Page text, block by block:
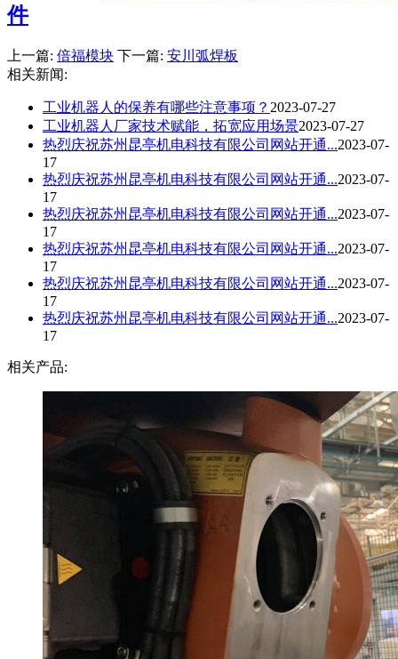
件
上一篇: 倍福模块 下一篇: 安川弧焊板
相关新闻:
工业机器人的保养有哪些注意事项？ 2023-07-27
工业机器人厂家技术赋能，拓宽应用场景2023-07-27
热烈庆祝苏州昆亭机电科技有限公司网站开通...2023-07-
17
热烈庆祝苏州昆亭机电科技有限公司网站开通...2023-07-
17
热烈庆祝苏州昆亭机电科技有限公司网站开通...2023-07-
17
热烈庆祝苏州昆亭机电科技有限公司网站开通...2023-07-
17
热烈庆祝苏州昆亭机电科技有限公司网站开通...2023-07-
17
热烈庆祝苏州昆亭机电科技有限公司网站开通...2023-07-
17
相关产品: